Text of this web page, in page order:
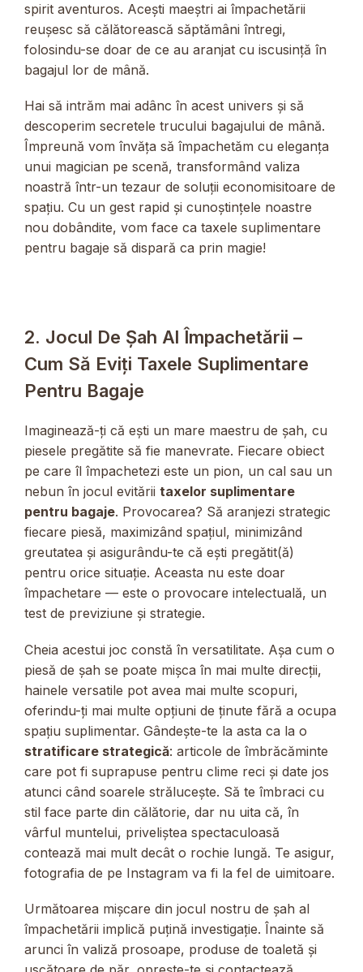
spirit aventuros. Acești maeștri ai împachetării
reușesc să călătorească săptămâni întregi,
folosindu-se doar de ce au aranjat cu iscusință în
bagajul lor de mână.
Hai să intrăm mai adânc în acest univers și să
descoperim secretele trucului bagajului de mână.
Împreună vom învăța să împachetăm cu eleganța
unui magician pe scenă, transformând valiza
noastră într-un tezaur de soluții economisitoare de
spațiu. Cu un gest rapid și cunoștințele noastre
nou dobândite, vom face ca taxele suplimentare
pentru bagaje să dispară ca prin magie!
2. Jocul De Șah Al Împachetării –
Cum Să Eviți Taxele Suplimentare
Pentru Bagaje
Imaginează-ți că ești un mare maestru de șah, cu
piesele pregătite să fie manevrate. Fiecare obiect
pe care îl împachetezi este un pion, un cal sau un
nebun în jocul evitării taxelor suplimentare
pentru bagaje. Provocarea? Să aranjezi strategic
fiecare piesă, maximizând spațiul, minimizând
greutatea și asigurându-te că ești pregătit(ă)
pentru orice situație. Aceasta nu este doar
împachetare — este o provocare intelectuală, un
test de previziune și strategie.
Cheia acestui joc constă în versatilitate. Așa cum o
piesă de șah se poate mișca în mai multe direcții,
hainele versatile pot avea mai multe scopuri,
oferindu-ți mai multe opțiuni de ținute fără a ocupa
spațiu suplimentar. Gândește-te la asta ca la o
stratificare strategică: articole de îmbrăcăminte
care pot fi suprapuse pentru clime reci și date jos
atunci când soarele strălucește. Să te îmbraci cu
stil face parte din călătorie, dar nu uita că, în
vârful muntelui, priveliștea spectaculoasă
contează mai mult decât o rochie lungă. Te asigur,
fotografia de pe Instagram va fi la fel de uimitoare.
Următoarea mișcare din jocul nostru de șah al
împachetării implică puțină investigație. Înainte să
arunci în valiză prosoape, produse de toaletă și